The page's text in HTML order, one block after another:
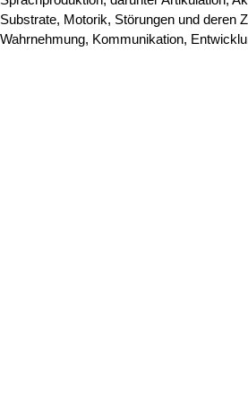
Substrate, Motorik, Störungen und deren
Wahrnehmung, Kommunikation,